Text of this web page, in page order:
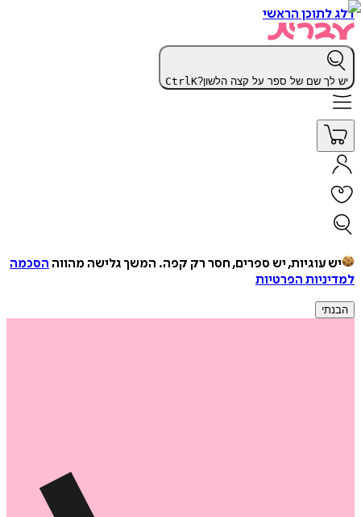
דלג לתוכן הראשי
יש לך שם של ספר על קצה הלשון? CtrlK
יש עוגיות, יש ספרים, חסר רק קפה. המשך גלישה מהווה הסכמה
למדיניות הפרטיות
הבנתי